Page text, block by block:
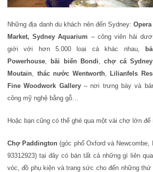
Những địa danh du khách nên đến Sydney:
Market, Sydney Aquarium – công viên hải
giới với hơn 5.000 loại cá khác nhau,
Powerhouse, bãi biển Bondi,chợ cá
Moutain, thác nước Wentworth, Lilianfels
Fine Woodwork Gallery– nơi trưng bày và
công mỹ nghệ bằng gỗ…
Hoặc bạn cũng có thể ghé qua một vài chợ lớn để
Chợ Paddington (góc phố Oxford và Newcombe,
93312923) tại đây có bán tất cả những gì liên
vóc, đồ phụ kiện và trang sức cho đến những thứ